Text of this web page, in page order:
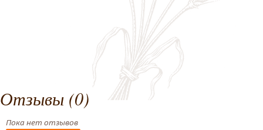
Отзывы (0)
Пока нет отзывов